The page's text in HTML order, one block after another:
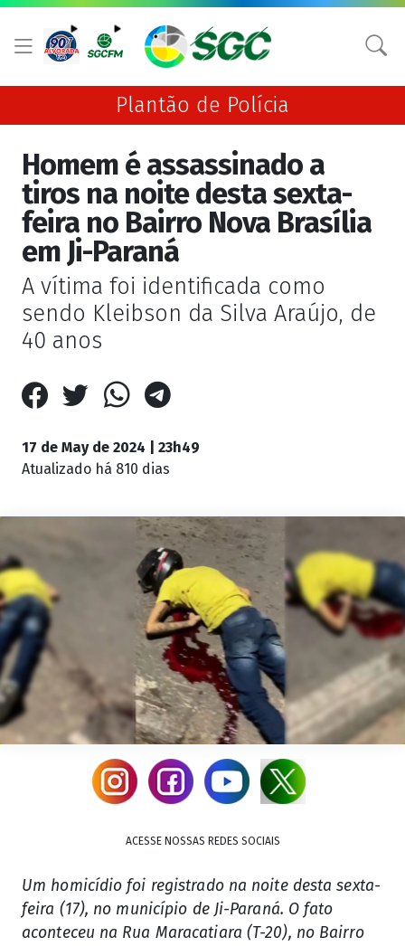
Plantão de Polícia
Homem é assassinado a
tiros na noite desta sexta-
feira no Bairro Nova Brasília
em Ji-Paraná
A vítima foi identificada como
sendo Kleibson da Silva Araújo, de
40 anos
17 de May de 2024 | 23h49
Atualizado há 810 dias
ACESSE NOSSAS REDES SOCIAIS
Um homicídio foi registrado na noite desta sexta-
feira (17), no município de Ji-Paraná. O fato
aconteceu na Rua Maracatiara (T-20), no Bairro